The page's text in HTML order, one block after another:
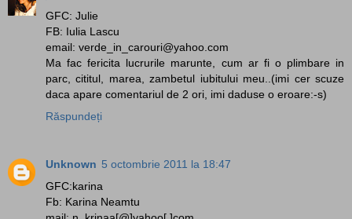
GFC: Julie
FB: Iulia Lascu
email: verde_in_carouri@yahoo.com
Ma fac fericita lucrurile marunte, cum ar fi o plimbare in
parc, cititul, marea, zambetul iubitului meu..(imi cer scuze
daca apare comentariul de 2 ori, imi daduse o eroare:-s)
Răspundeți
Unknown 5 octombrie 2011 la 18:47
GFC:karina
Fb: Karina Neamtu